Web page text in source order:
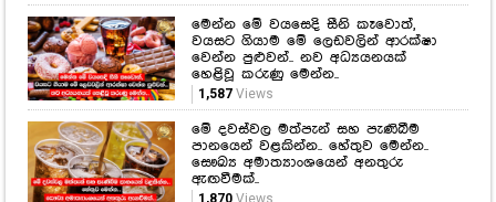
මෙන්න මේ වයසෙදි සීනි කෑවොත්,
වයසට ගියාම මේ ලෙඩවලින් ආරක්ෂා
වෙන්න පුළුවන්.. නව අධ්‍යයනයක්
හෙළිවූ කරුණු මෙන්න..
1,587Views
මේ දවස්වල මත්පැන් සහ පැණිබීම
පානයෙන් වළකින්න.. හේතුව මෙන්න..
සෞඛ්‍ය අමාත්‍යාංශයෙන් අනතුරු
ඇඟවීමක්..